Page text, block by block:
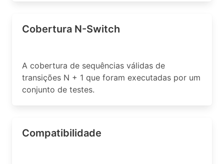
Cobertura N-Switch
A cobertura de sequências válidas de
transições N + 1 que foram executadas por um
conjunto de testes.
Compatibilidade